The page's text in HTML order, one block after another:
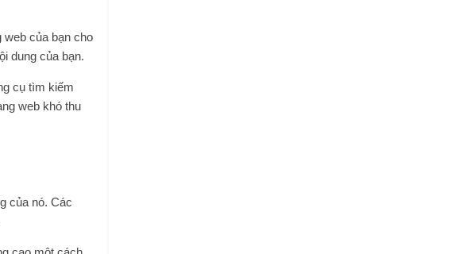
web của bạn cho
dung của bạn.
cụ tìm kiếm
web khó thu
của nó. Các